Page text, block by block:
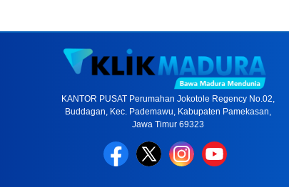
KANTOR PUSAT Perumahan Jokotole Regency No.02,
Buddagan, Kec. Pademawu, Kabupaten Pamekasan,
Jawa Timur 69323